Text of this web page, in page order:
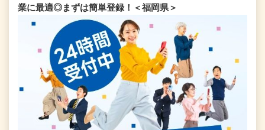
業に最適◎まずは簡単登録！＜福岡県＞